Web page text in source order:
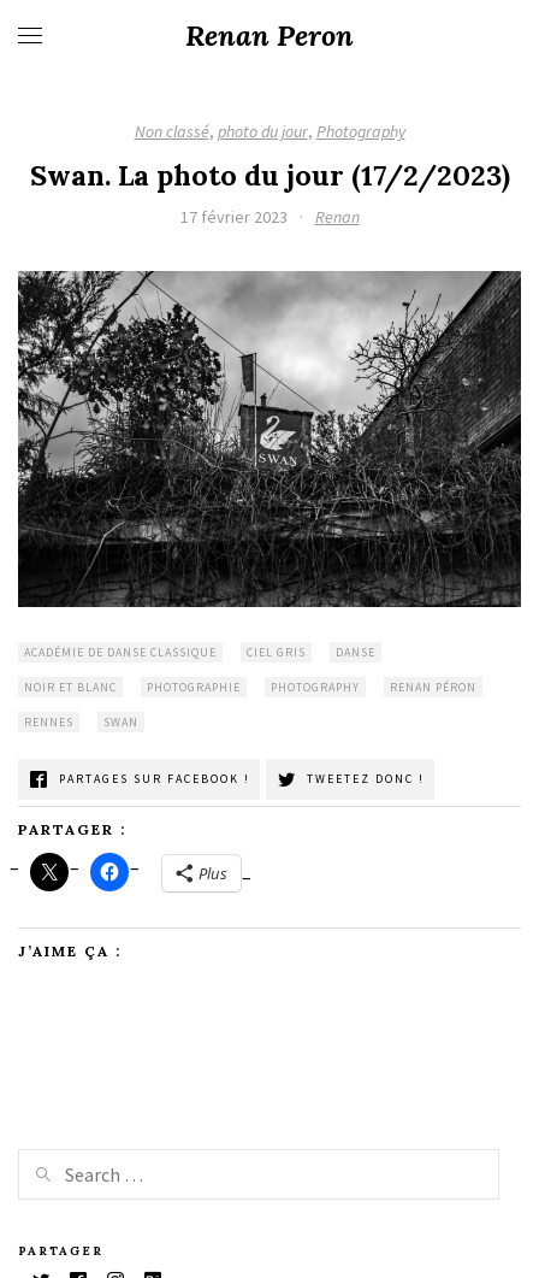
Renan Peron
Non classé, photo du jour, Photography
Swan. La photo du jour (17/2/2023)
17 février 2023 · Renan
ACADÉMIE DE DANSE CLASSIQUE CIEL GRIS DANSE
NOIR ET BLANC PHOTOGRAPHIE PHOTOGRAPHY RENAN PÉRON
RENNES SWAN
PARTAGES SUR FACEBOOK ! TWEETEZ DONC !
PARTAGER :
Plus
J’AIME ÇA :
PARTAGER